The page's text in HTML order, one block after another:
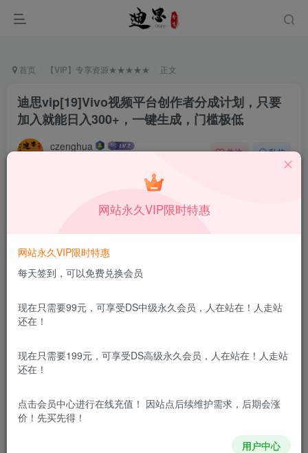
首页 【VIP】专享资源★★★★★ 正文
迪思vip[19]Vivo视频平台创作者分成计划，只要
加入就能日入300+，一键生成，门槛极低
czenghua 关注 私信
此内容为付费资源，请付费后查看
￥ 3.27
立即购买
更新及时
极速下载 安全绿色 网盘下载
本站所有内容来自互联网收集，仅供学习和交流，请勿用于商业
用途。如有侵权、不妥之处，请第一时间联系我们删除！Q群：
网站永久VIP限时特惠
网站永久VIP限时特惠
每天签到，可以免费兑换会员
现在只需要99元，可享受DS中级永久会员，人在站在！人走站
还在！
现在只需要199元，可享受DS高级永久会员，人在站在！人走站
还在！
点击会员中心进行在线充值！ 因站点后续维护需求，后期会涨
价！先买先得！
用户中心